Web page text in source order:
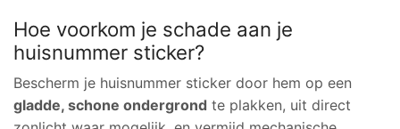
Hoe voorkom je schade aan je
huisnummer sticker?
Bescherm je huisnummer sticker door hem op een
gladde, schone ondergrond te plakken, uit direct